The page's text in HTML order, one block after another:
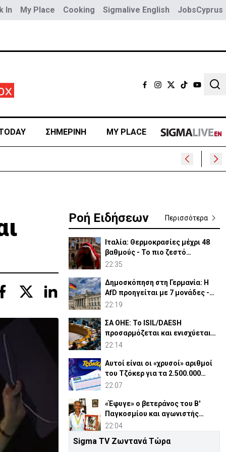
In My Place Cooking Sigmalive English JobsCyprus
ΣΗΜΕΡΙΝΗ MY PLACE
Ροή Ειδήσεων Περισσότερα
Ιταλία: Θερμοκρασίες μέχρι 48
βαθμούς - Το πιο ζεστό
καλοκαίρι των 100 χρόνων
22:35
Δημοσκόπηση στη Γερμανία: Η
AfD προηγείται με 7 μονάδες -
Διεύρυνε τη διαφορά
22:19
ΣΑ ΟΗΕ: Το ISIL/DAESH
προσαρμόζεται και ενισχύεται
στην Αφρική - Πώς απειλεί
22:14
Αυτοί είναι οι «χρυσοί» αριθμοί
του Τζόκερ για τα 2.500.000
ευρώ
22:07
«Έφυγε» ο βετεράνος του Β'
Παγκοσμίου και αγωνιστής
ΕΟΚΑ, Παύλος Μ. Κασάπης
22:04
«Όχι» 9 χωρών σε ισχυρισμό
Sigma TV Ζωντανά Τώρα